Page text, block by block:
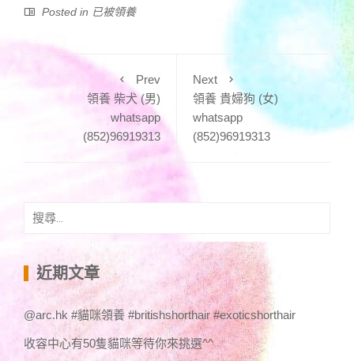
Posted in 已被領養
Prev
領養 柴犬 (男)
whatsapp
(852)96919313
Next
領養 貴婦狗 (女)
whatsapp
(852)96919313
搜
鍵 近期文章
@arc.hk #貓咪領養 #britishshorthair #exoticshorthair
收容中心有50隻貓咪等待你來挑選^^